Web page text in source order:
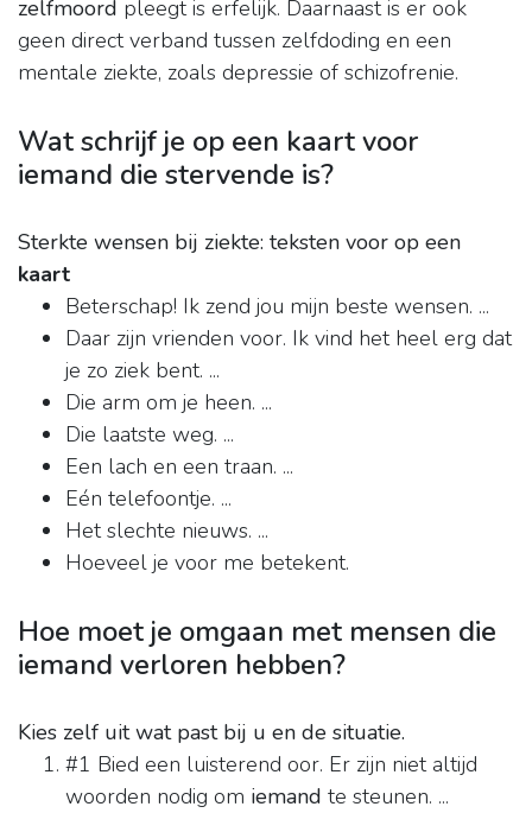
zelfmoord pleegt is erfelijk. Daarnaast is er ook
geen direct verband tussen zelfdoding en een
mentale ziekte, zoals depressie of schizofrenie.
Wat schrijf je op een kaart voor
iemand die stervende is?
Sterkte wensen bij ziekte: teksten voor op een
kaart
Beterschap! Ik zend jou mijn beste wensen. ...
Daar zijn vrienden voor. Ik vind het heel erg dat
je zo ziek bent. ...
Die arm om je heen. ...
Die laatste weg. ...
Een lach en een traan. ...
Eén telefoontje. ...
Het slechte nieuws. ...
Hoeveel je voor me betekent.
Hoe moet je omgaan met mensen die
iemand verloren hebben?
Kies zelf uit wat past bij u en de situatie.
#1 Bied een luisterend oor. Er zijn niet altijd
woorden nodig om iemand te steunen. ...